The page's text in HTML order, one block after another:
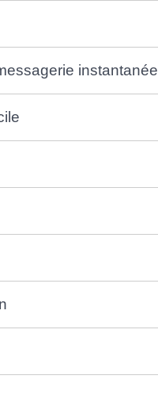
instantanée